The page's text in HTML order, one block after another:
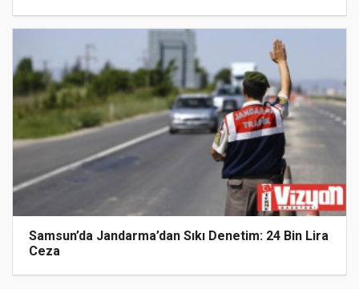
Samsun’da Jandarma’dan Sıkı Denetim: 24 Bin Lira
Ceza